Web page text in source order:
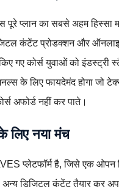
पूरे प्लान का सबसे अहम
कंटेंट प्रोडक्शन और ऑनलाइन
गए कोर्स युवाओं को इंडस्ट्री
के लिए फायदेमंद होगा जो
अफोर्ड नहीं कर पाते।
लिए नया मंच
प्लेटफॉर्म है, जिसे एक ओपन
अन्य डिजिटल कंटेंट तैयार